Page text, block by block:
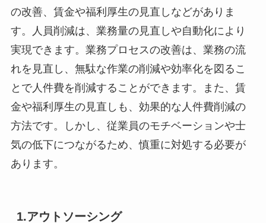
の改善、賃金や福利厚生の見直しなどがありま
す。人員削減は、業務量の見直しや自動化により
実現できます。業務プロセスの改善は、業務の流
れを見直し、無駄な作業の削減や効率化を図るこ
とで人件費を削減することができます。また、賃
金や福利厚生の見直しも、効果的な人件費削減の
方法です。しかし、従業員のモチベーションや士
気の低下につながるため、慎重に対処する必要が
あります。
1.アウトソーシング